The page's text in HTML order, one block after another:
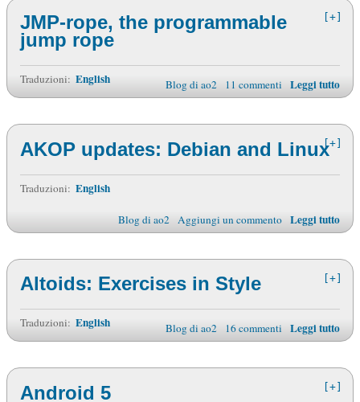
[+]
JMP-rope, the programmable
jump rope
Traduzioni: English Blog di ao2 11 commenti Leggi tutto
[+]
AKOP updates: Debian and Linux
Traduzioni: English
Blog di ao2 Aggiungi un commento Leggi tutto
[+]
Altoids: Exercises in Style
Traduzioni: English Blog di ao2 16 commenti Leggi tutto
[+]
Android 5